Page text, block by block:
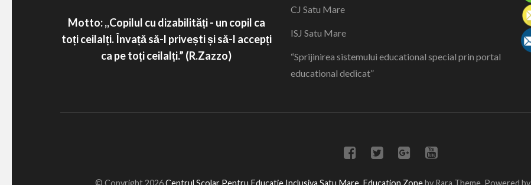
Motto: ,,Copilul cu dizabilități - un copil ca
toți ceilalți. Învață să-l privești și să-l accepți
ca pe toți ceilalți.” (R.Zazzo)
CJ Satu Mare
ISJ Satu Mare
“Sprijinirea sistemului educational special prin portal
educational dedicat”
© Copyright 2026Centrul Scolar Pentru Educatie Inclusiva Satu Mare Education Zoneby Rara Theme. Powered by